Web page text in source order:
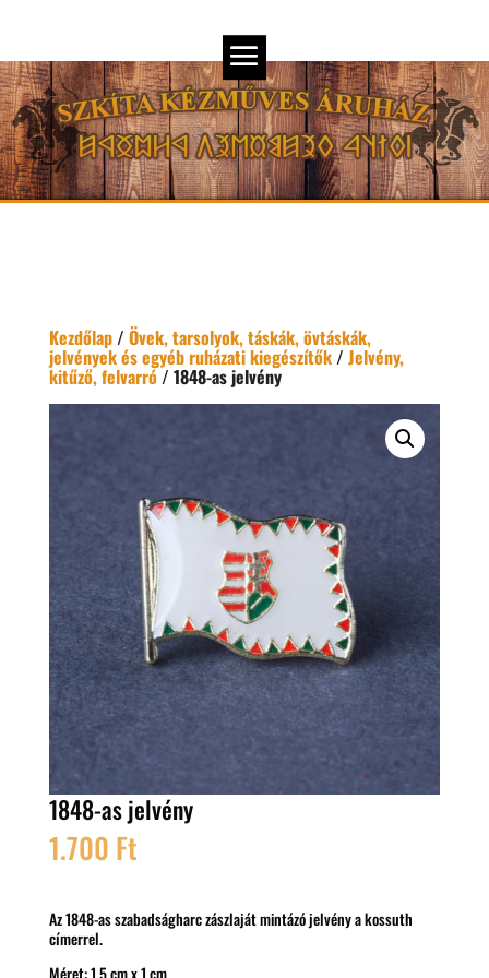
Kezdőlap/ Övek, tarsolyok, táskák, övtáskák,
jelvények és egyéb ruházati kiegészítők/ Jelvény,
kitűző, felvarró/ 1848-as jelvény
1848-as jelvény
1.700 Ft
Az 1848-as szabadságharc zászlaját mintázó jelvény a kossuth
címerrel.